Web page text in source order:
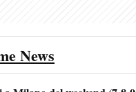
News